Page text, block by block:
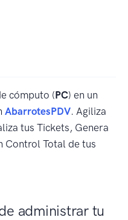
cómputo (PC) en un
AbarrotesPDV. Agiliza
tus Tickets, Genera
Control Total de tus
administrar tu